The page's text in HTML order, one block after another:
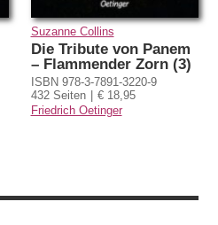
Suzanne Collins
Die Tribute von Panem
– Flammender Zorn (3)
ISBN 978-3-7891-3220-9
432 Seiten
€ 18,95
Friedrich Oetinger